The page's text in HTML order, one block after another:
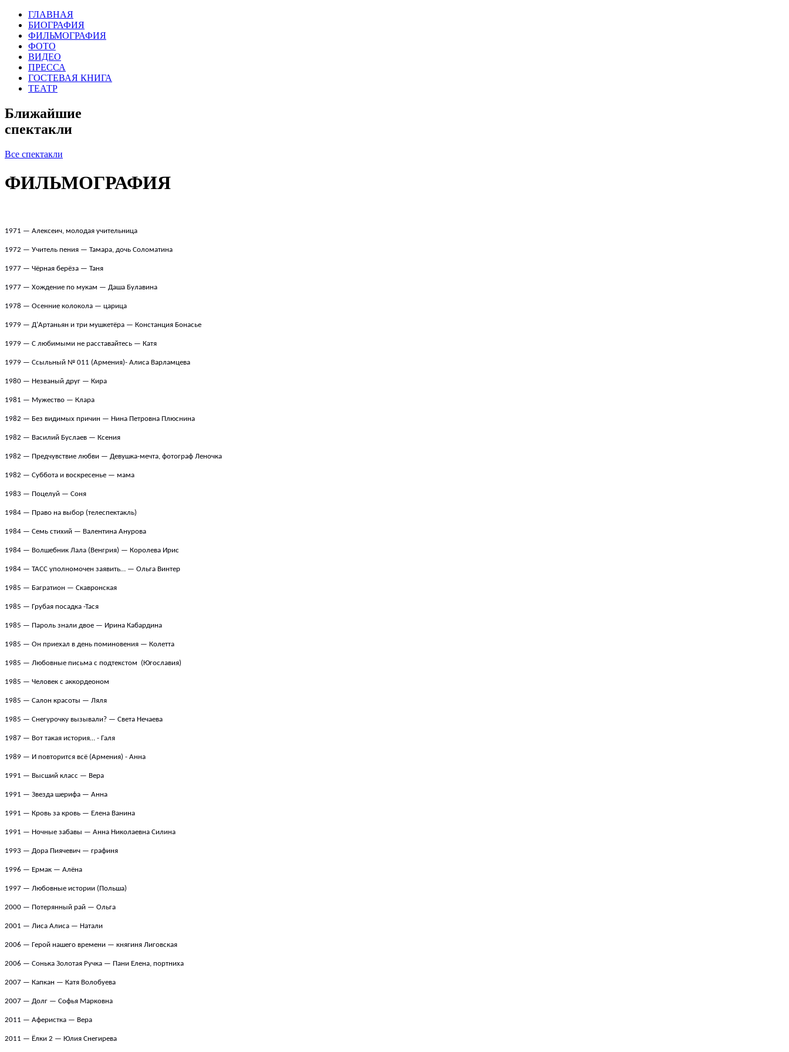
ГЛАВНАЯ
БИОГРАФИЯ
ФИЛЬМОГРАФИЯ
ФОТО
ВИДЕО
ПРЕССА
ГОСТЕВАЯ КНИГА
ТЕАТР
Ближайшие
спектакли
Все спектакли
ФИЛЬМОГРАФИЯ
1971 — Алексеич, молодая учительница
1972 — Учитель пения — Тамара, дочь Соломатина
1977 — Чёрная берёза — Таня
1977 — Хождение по мукам — Даша Булавина
1978 — Осенние колокола — царица
1979 — Д’Артаньян и три мушкетёра — Констанция Бонасье
1979 — С любимыми не расставайтесь — Катя
1979 — Ссыльный № 011 (Армения)- Алиса Варламцева
1980 — Незваный друг — Кира
1981 — Мужество — Клара
1982 — Без видимых причин — Нина Петровна Плюснина
1982 — Василий Буслаев — Ксения
1982 — Предчувствие любви — Девушка-мечта, фотограф Леночка
1982 — Суббота и воскресенье — мама
1983 — Поцелуй — Соня
1984 — Право на выбор (телеспектакль)
1984 — Семь стихий — Валентина Анурова
1984 — Волшебник Лала (Венгрия) — Королева Ирис
1984 — ТАСС уполномочен заявить… — Ольга Винтер
1985 — Багратион — Скавронская
1985 — Грубая посадка -Тася
1985 — Пароль знали двое — Ирина Кабардина
1985 — Он приехал в день поминовения — Колетта
1985 — Любовные письма с подтекстом (Югославия)
1985 — Человек с аккордеоном
1985 — Салон красоты — Ляля
1985 — Снегурочку вызывали? — Света Нечаева
1987 — Вот такая история… - Галя
1989 — И повторится всё (Армения) - Анна
1991 — Высший класс — Вера
1991 — Звезда шерифа — Анна
1991 — Кровь за кровь — Елена Ванина
1991 — Ночные забавы — Анна Николаевна Силина
1993 — Дора Пиячевич — графиня
1996 — Ермак — Алёна
1997 — Любовные истории (Польша)
2000 — Потерянный рай — Ольга
2001 — Лиса Алиса — Натали
2006 — Герой нашего времени — княгиня Лиговская
2006 — Сонька Золотая Ручка — Пани Елена, портниха
2007 — Капкан — Катя Волобуева
2007 — Долг — Софья Марковна
2011 — Аферистка — Вера
2011 — Ёлки 2 — Юлия Снегирева